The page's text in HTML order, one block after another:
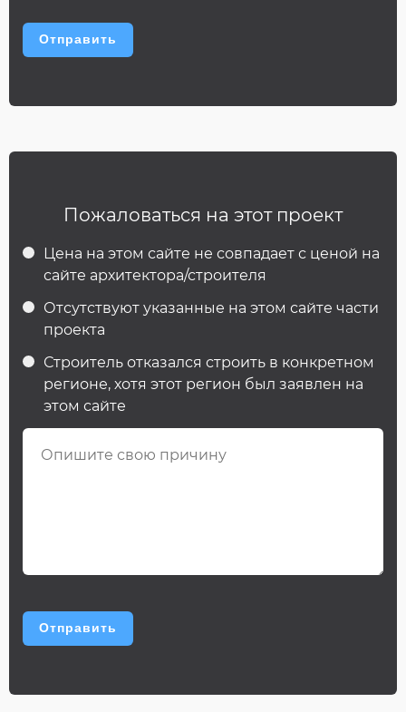
Пожаловаться на этот проект
Цена на этом сайте не совпадает с ценой на
сайте архитектора/строителя
Отсутствуют указанные на этом сайте части
проекта
Строитель отказался строить в конкретном
регионе, хотя этот регион был заявлен на
этом сайте